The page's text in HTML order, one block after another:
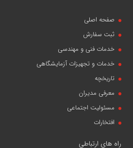
صفحه اصلی
ثبت سفارش
خدمات فنی و مهندسی
خدمات و تجهیزات آزمایشگاهی
تاریخچه
معرفی مدیران
مسئولیت اجتماعی
افتخارات
راه های ارتباطی